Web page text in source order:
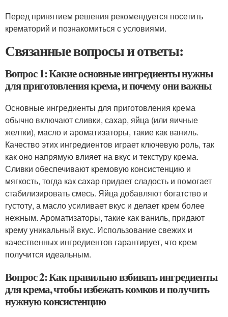
Перед принятием решения рекомендуется посетить
крематорий и познакомиться с условиями.
Связанные вопросы и ответы:
Вопрос 1: Какие основные ингредиенты нужны
для приготовления крема, и почему они важны
Основные ингредиенты для приготовления крема
обычно включают сливки, сахар, яйца (или яичные
желтки), масло и ароматизаторы, такие как ваниль.
Качество этих ингредиентов играет ключевую роль, так
как оно напрямую влияет на вкус и текстуру крема.
Сливки обеспечивают кремовую консистенцию и
мягкость, тогда как сахар придает сладость и помогает
стабилизировать смесь. Яйца добавляют богатство и
густоту, а масло усиливает вкус и делает крем более
нежным. Ароматизаторы, такие как ваниль, придают
крему уникальный вкус. Использование свежих и
качественных ингредиентов гарантирует, что крем
получится идеальным.
Вопрос 2: Как правильно взбивать ингредиенты
для крема, чтобы избежать комков и получить
нужную консистенцию